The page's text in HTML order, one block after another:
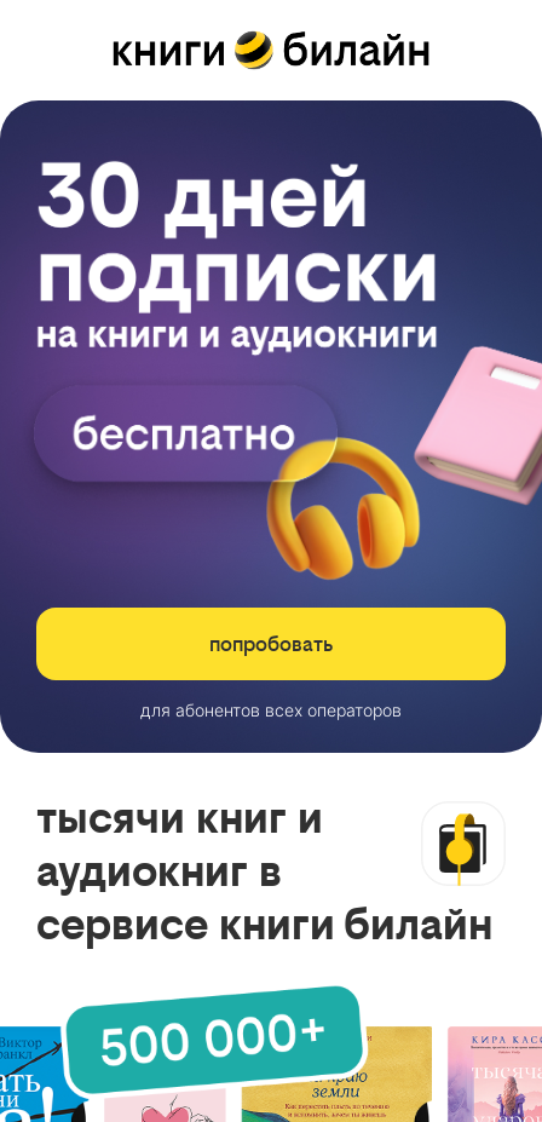
попробовать
для абонентов всех операторов
тысячи книг и
аудиокниг в
сервисе книги билайн